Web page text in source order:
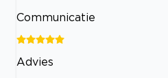
Communicatie
Advies